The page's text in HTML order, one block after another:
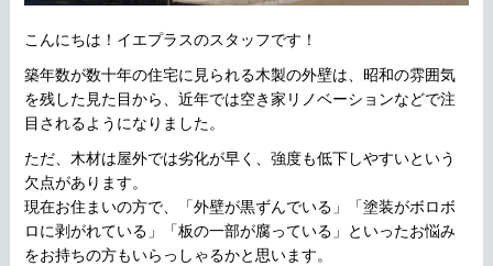
こんにちは！イエプラスのスタッフです！
築年数が数十年の住宅に見られる木製の外壁は、昭和の雰囲気
を残した見た目から、近年では空き家リノベーションなどで注
目されるようになりました。
ただ、木材は屋外では劣化が早く、強度も低下しやすいという
欠点があります。
現在お住まいの方で、「外壁が黒ずんでいる」「塗装がボロボ
ロに剥がれている」「板の一部が腐っている」といったお悩み
をお持ちの方もいらっしゃるかと思います。